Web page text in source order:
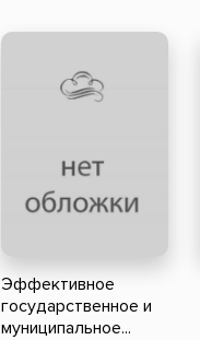
Эффективное
государственное и
муниципальное...